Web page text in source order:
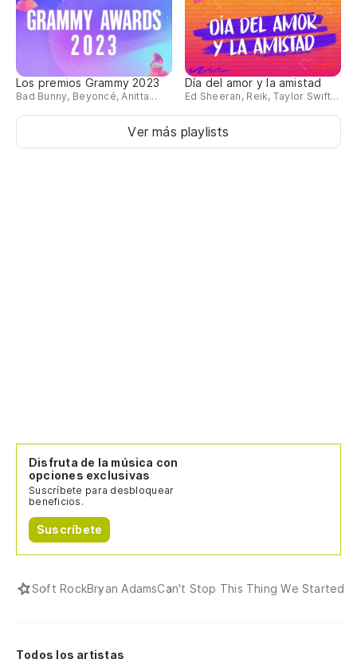
Los premios Grammy 2023
Bad Bunny, Beyoncé, Anitta...
Día del amor y la amistad
Ed Sheeran, Reik, Taylor Swift...
Ver más playlists
Disfruta de la música con
opciones exclusivas
Suscríbete para desbloquear
beneficios.
Suscríbete
Soft RockBryan AdamsCan't Stop This Thing We Started
Todos los artistas